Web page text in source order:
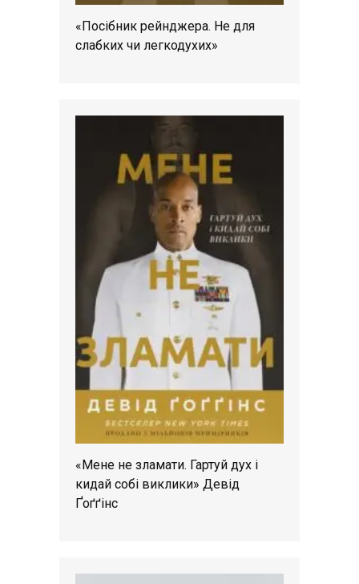
«Посібник рейнджера. Не для
слабких чи легкодухих»
«Мене не зламати. Гартуй дух і
кидай собі виклики» Девід
Ґоґґінс